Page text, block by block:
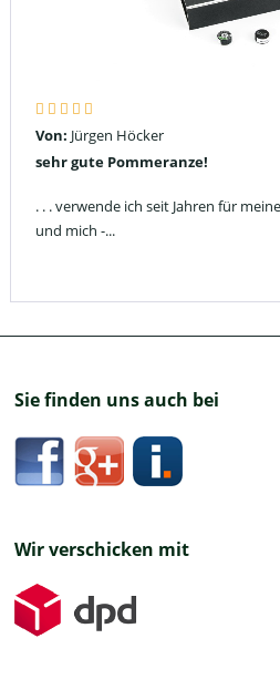
Von: Jürgen Höcker
sehr gute Pommeranze!
. . . verwende ich seit Jahren für
und mich -...
Sie finden uns auch bei
Wir verschicken mit